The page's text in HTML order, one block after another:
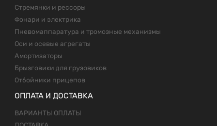
Стремянки и рессоры
Фонари и электрика
Пневомаппаратура и тромозные механизмы
Оси и осевые агрегаты
Амортизаторы
Брызговики для грузовиков
Отбойники прицепов
ОПЛАТА И ДОСТАВКА
ВАРИАНТЫ ОПЛАТЫ